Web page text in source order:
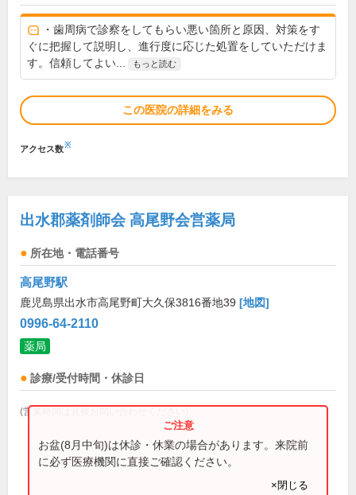
・歯周病で診察をしてもらい悪い箇所と原因、対策をす
ぐに把握して説明し、進行度に応じた処置をしていただけま
す。信頼してよい...
もっと読む
この医院の詳細をみる
アクセス数※
出水郡薬剤師会 高尾野会営薬局
所在地・電話番号
高尾野駅
鹿児島県出水市高尾野町大久保3816番地39 [地図]
0996-64-2110
薬局
診療/受付時間・休診日
(営業時間は直接お問い合わせください)
お盆(8月中旬)は休診・休業の場合があります。来院前
に必ず医療機関に直接ご確認ください。
×閉じる